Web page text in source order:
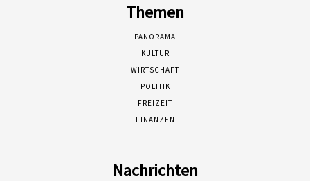
Themen
PANORAMA
KULTUR
WIRTSCHAFT
POLITIK
FREIZEIT
FINANZEN
Nachrichten